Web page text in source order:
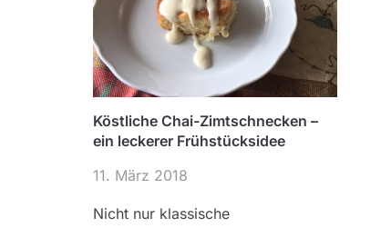
Köstliche Chai-Zimtschnecken –
ein leckerer Frühstücksidee
11. März 2018
Nicht nur klassische